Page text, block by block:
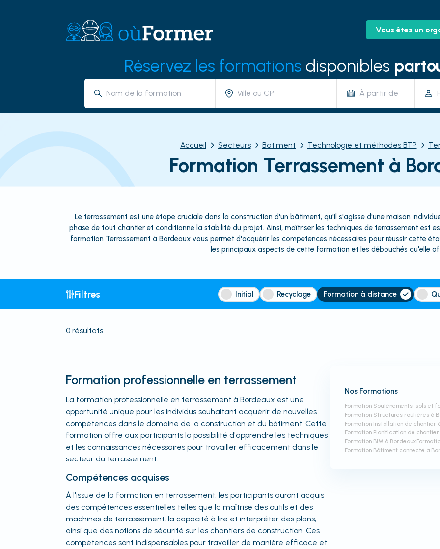
Vous êtes un
Réservez les formations disponibles
À partir de
Accueil Secteurs Batiment Technologie et méthodes BTP
Formation Terrassement à
Le terrassement est une étape cruciale dans la construction d'un bâtiment, qu'il s'agisse d'une maison
phase de tout chantier et conditionne la stabilité du projet. Ainsi, maîtriser les techniques de terrassement est
formation Terrassement à Bordeaux vous permet d'acquérir les compétences nécessaires pour réussir cette
les principaux aspects de cette formation et les débouchés qu'elle
Filtres Initial Recyclage Formation à distance
0 résultats
Formation professionnelle en terrassement
La formation professionnelle en terrassement à Bordeaux est une
opportunité unique pour les individus souhaitant acquérir de nouvelles
compétences dans le domaine de la construction et du bâtiment. Cette
formation offre aux participants la possibilité d'apprendre les techniques
et les connaissances nécessaires pour travailler efficacement dans le
secteur du terrassement.
Compétences acquises
À l'issue de la formation en terrassement, les participants auront acquis
des compétences essentielles telles que la maîtrise des outils et des
machines de terrassement, la capacité à lire et interpréter des plans,
ainsi que des notions de sécurité sur les chantiers de construction. Ces
compétences sont indispensables pour travailler de manière efficace et
Nos Formations
Formation Soutènements, sols et
Formation Structures routières à
Formation Installation de chantier
Formation Planification de
Formation BIM à Bordeaux
Formation Bâtiment connecté à